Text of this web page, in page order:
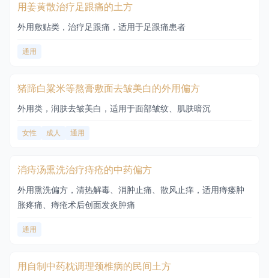
用姜黄散治疗足跟痛的土方
外用敷贴类，治疗足跟痛，适用于足跟痛患者
通用
猪蹄白粱米等熬膏敷面去皱美白的外用偏方
外用类，润肤去皱美白，适用于面部皱纹、肌肤暗沉
女性 成人 通用
消痔汤熏洗治疗痔疮的中药偏方
外用熏洗偏方，清热解毒、消肿止痛、散风止痒，适用痔瘘肿
胀疼痛、痔疮术后创面发炎肿痛
通用
用自制中药枕调理颈椎病的民间土方